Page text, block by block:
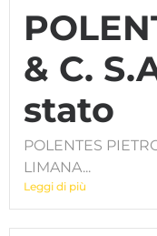
& C.
stato
POLENTES
LIMANA...
Leggi di più